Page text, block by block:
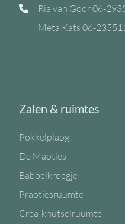
Ria van Goor06-
Meta Kats 06-
Zalen & ruimtes
Pokkelplaog
De Maoties
Babbelkroegje
Praotiesruumte
Crea-knutselruumte